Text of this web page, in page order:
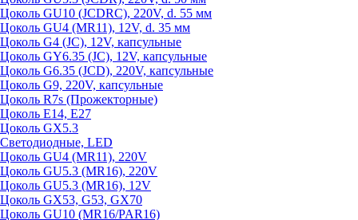
Цоколь GU10 (JCDRC), 220V, d. 55 мм
Цоколь GU4 (MR11), 12V, d. 35 мм
Цоколь G4 (JC), 12V, капсульные
Цоколь GY6.35 (JC), 12V, капсульные
Цоколь G6.35 (JCD), 220V, капсульные
Цоколь G9, 220V, капсульные
Цоколь R7s (Прожекторные)
Цоколь E14, E27
Цоколь GX5.3
Светодиодные, LED
Цоколь GU4 (MR11), 220V
Цоколь GU5.3 (MR16), 220V
Цоколь GU5.3 (MR16), 12V
Цоколь GX53, G53, GX70
Цоколь GU10 (MR16/PAR16)